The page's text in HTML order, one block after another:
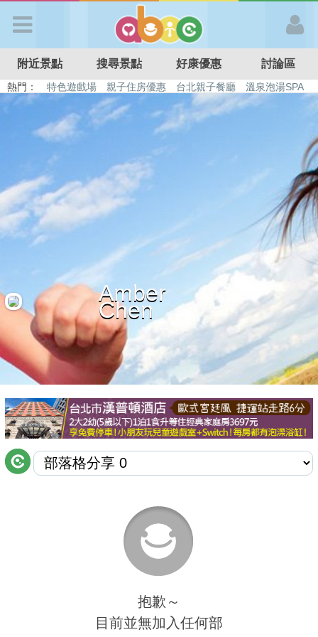
APP登入
首 頁
搜尋景點
好康優惠
最新留言
商家合作
推薦景點
討論區
聯絡我們
附近景點 搜尋景點 好康優惠 討論區
熱門： 特色遊戲場 親子住房優惠 台北親子餐廳
溫泉泡湯SPA
溜滑梯民宿
觀光工廠 日本親子景點
Amber
Chen
抱歉～
目前並無加入任何部